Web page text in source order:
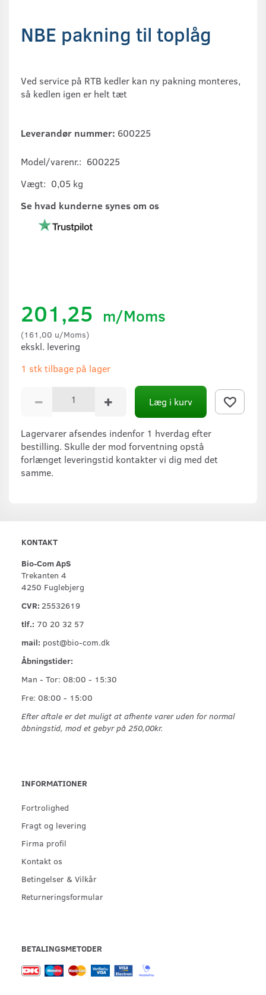
NBE pakning til toplåg
Ved service på RTB kedler kan ny pakning monteres,
så kedlen igen er helt tæt
Leverandør nummer: 600225
Model/varenr.: 600225
Vægt: 0,05 kg
Se hvad kunderne synes om os
201,25 m/Moms
(161,00 u/Moms)
ekskl. levering
1 stk tilbage på lager
Læg i kurv
Lagervarer afsendes indenfor 1 hverdag efter
bestilling. Skulle der mod forventning opstå
forlænget leveringstid kontakter vi dig med det
samme.
KONTAKT
Bio-Com ApS
Trekanten 4
4250 Fuglebjerg
CVR: 25532619
tlf.: 70 20 32 57
mail: post@bio-com.dk
Åbningstider:
Man - Tor: 08:00 - 15:30
Fre: 08:00 - 15:00
Efter aftale er det muligt at afhente varer uden for normal
åbningstid, mod et gebyr på 250,00kr.
INFORMATIONER
Fortrolighed
Fragt og levering
Firma profil
Kontakt os
Betingelser & Vilkår
Returneringsformular
BETALINGSMETODER